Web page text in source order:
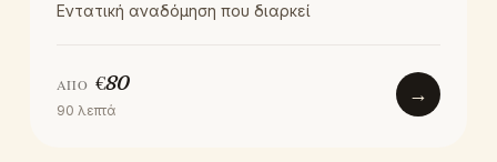
Εντατική αναδόμηση που διαρκεί
ΑΠΌ €80
90 λεπτά
→